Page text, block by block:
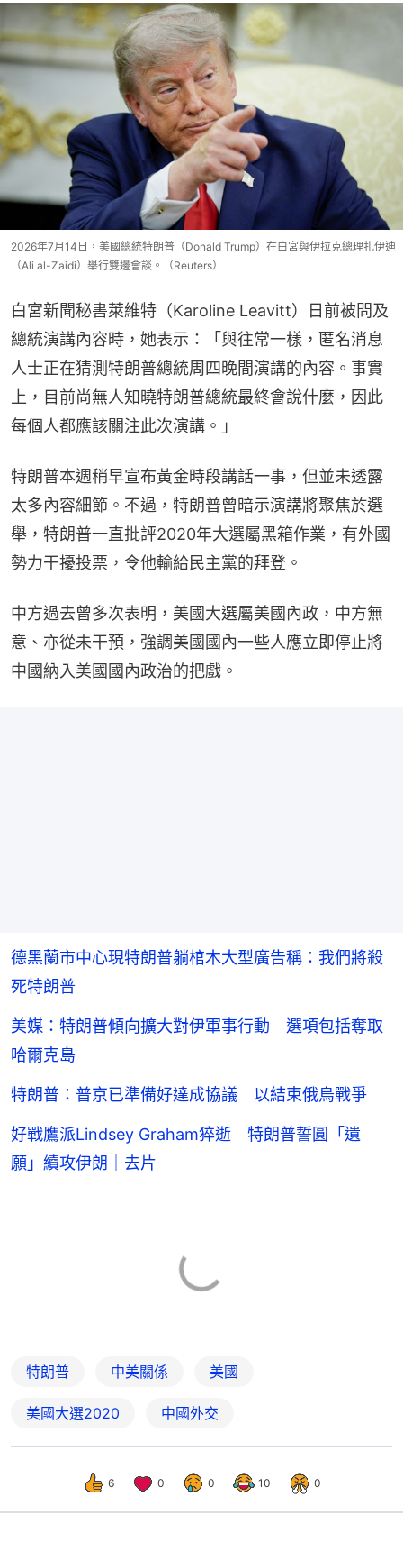
2026年7月14日，美國總統特朗普（Donald Trump）在白宮與伊拉克總理扎伊迪
（Ali al-Zaidi）舉行雙邊會談。（Reuters）
白宮新聞秘書萊維特（Karoline Leavitt）日前被問及
總統演講內容時，她表示：「與往常一樣，匿名消息
人士正在猜測特朗普總統周四晚間演講的內容。事實
上，目前尚無人知曉特朗普總統最終會說什麼，因此
每個人都應該關注此次演講。」
特朗普本週稍早宣布黃金時段講話一事，但並未透露
太多內容細節。不過，特朗普曾暗示演講將聚焦於選
舉，特朗普一直批評2020年大選屬黑箱作業，有外國
勢力干擾投票，令他輸給民主黨的拜登。
中方過去曾多次表明，美國大選屬美國內政，中方無
意、亦從未干預，強調美國國內一些人應立即停止將
中國納入美國國內政治的把戲。
德黑蘭市中心現特朗普躺棺木大型廣告稱：我們將殺
死特朗普
美媒：特朗普傾向擴大對伊軍事行動 選項包括奪取
哈爾克島
特朗普：普京已準備好達成協議 以結束俄烏戰爭
好戰鷹派Lindsey Graham猝逝 特朗普誓圓「遺
願」續攻伊朗｜去片
特朗普 中美關係 美國
美國大選2020 中國外交
6 0 0 10 0